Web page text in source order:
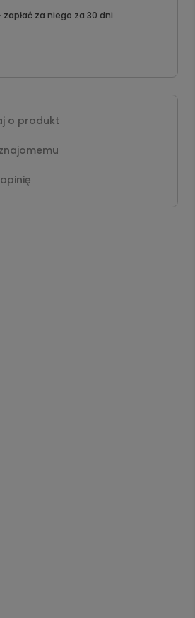
zapłać za niego za 30 dni
o produkt